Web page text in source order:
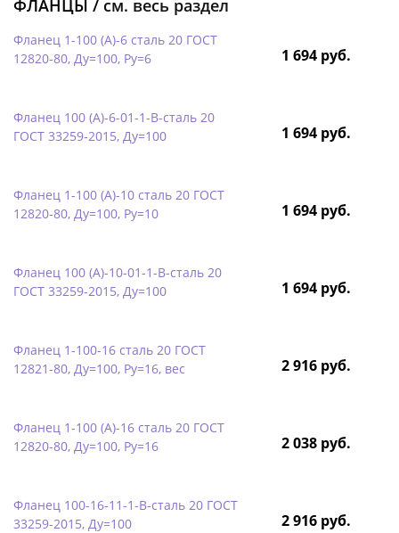
ФЛАНЦЫ / см. весь раздел
Фланец 1-100 (А)-6 сталь 20 ГОСТ
12820-80, Ду=100, Ру=6
1 694 руб.
Фланец 100 (А)-6-01-1-B-сталь 20
ГОСТ 33259-2015, Ду=100
1 694 руб.
Фланец 1-100 (А)-10 сталь 20 ГОСТ
12820-80, Ду=100, Ру=10
1 694 руб.
Фланец 100 (А)-10-01-1-B-сталь 20
ГОСТ 33259-2015, Ду=100
1 694 руб.
Фланец 1-100-16 сталь 20 ГОСТ
12821-80, Ду=100, Ру=16, вес
2 916 руб.
Фланец 1-100 (А)-16 сталь 20 ГОСТ
12820-80, Ду=100, Ру=16
2 038 руб.
Фланец 100-16-11-1-B-сталь 20 ГОСТ
33259-2015, Ду=100
2 916 руб.